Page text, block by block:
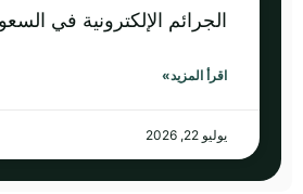
الجرائم الإلكترونية في
اقرأ المزيد»
يوليو 22, 2026